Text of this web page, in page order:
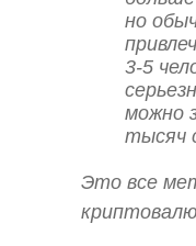
но
3-5
можно
тысяч
Это все